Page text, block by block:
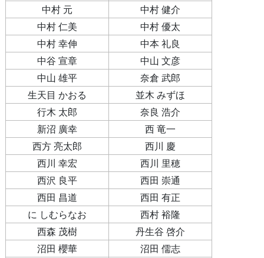
中村 元
中村 健介
中村 仁美
中村 優太
中村 幸伸
中本 礼良
中谷 宣章
中山 文彦
中山 雄平
奈倉 武郎
生天目 かおる
並木 みずほ
行木 太郎
奈良 浩介
新沼 廣幸
西 竜一
西方 亮太郎
西川 慶
西川 幸宏
西川 里穂
西沢 良平
西田 崇通
西田 昌道
西田 有正
に しむらなお
西村 裕隆
西森 茂樹
丹生谷 啓介
沼田 櫻華
沼田 儒志